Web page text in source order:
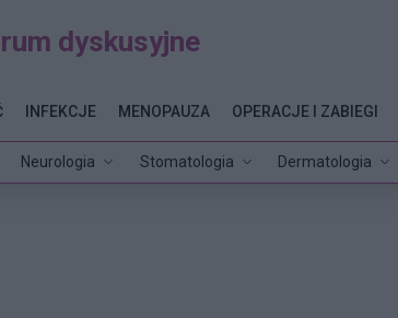
dyskusyjne
Neurologia Stomatologia Dermatologia
INFEKCJE MENOPAUZA OPERACJE I ZABIEGI